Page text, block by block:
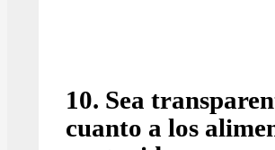
10. Sea
cuanto a los